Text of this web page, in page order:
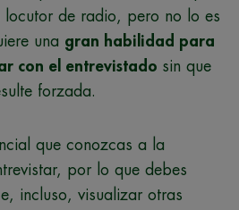
locutor de radio, pero no lo es
una gran habilidad para
con el entrevistado sin que
forzada.
que conozcas a la
por lo que debes
incluso, visualizar otras